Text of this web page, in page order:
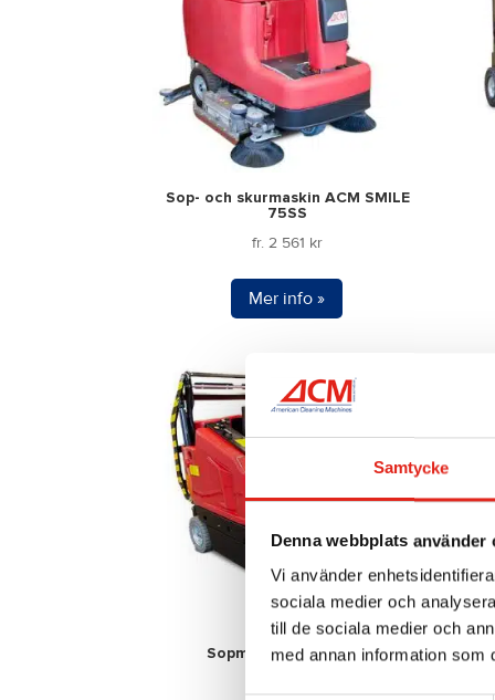
Samtycke
Denna webbplats använder
Vi använder
sociala medier och
till de sociala medier och
med annan information som
Sop- och skurmaskin ACM SMILE
75SS
fr.2 561 kr
Mer info »
flera
varianter.
olika
alternativen
Sopmaskin ACM 1300